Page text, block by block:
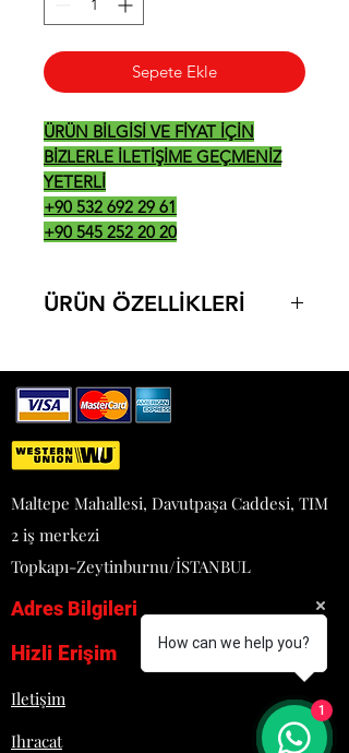
Sepete Ekle
ÜRÜN BİLGİSİ VE FİYAT İÇİN
BİZLERLE İLETİŞİME GEÇMENİZ
YETERLİ
+90 532 692 29 61
+90 545 252 20 20
ÜRÜN ÖZELLİKLERİ
220V-50Hz/ 3 KW
KG: 75
TERMOSTATİK KONTROL
YARIM MODÜL 1 ADET GN 2/3
+ 2 ADET GN 1/6
KAPASİTELİDİR
TAM MODÜL İSE 1 ADET GN
1/1 + 2 ADET 1/4
KAPASİTELİDİR
SU ALMA MUSLUĞU
KOLAY TEMİZLENEBİLİR VE
HİJYENİKTİR
Maltepe Mahallesi, Davutpaşa Caddesi, TIM
2 iş merkezi
Topkapı-Zeytinburnu/İSTANBUL
Adres Bilgileri
Hizli Erişim
Iletişim
Ihracat
How can we help you?
1